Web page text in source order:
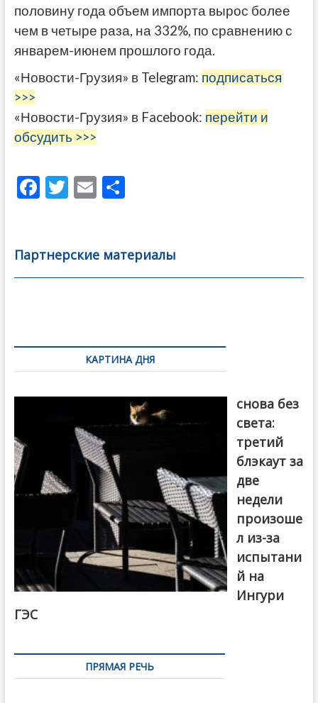
половину года объем импорта вырос более
чем в четыре раза, на 332%, по сравнению с
январем-июнем прошлого года.
«Новости-Грузия» в Telegram: подписаться
>>>
«Новости-Грузия» в Facebook: перейти и
обсудить >>>
F
b
o
T
er
E
l
О
а
в
Партнерские материалы
по
записямКАРТИНА ДНЯ
снова без
света:
третий
блэкаут за
две
недели
произоше
л из-за
испытани
й на
Ингури
ГЭС
ПРЯМАЯ РЕЧЬ